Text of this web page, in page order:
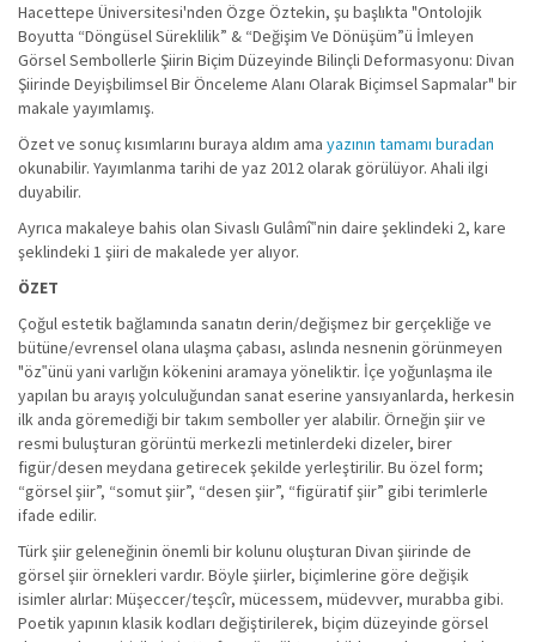
Hacettepe Üniversitesi'nden Özge Öztekin, şu başlıkta "Ontolojik
Boyutta “Döngüsel Süreklilik” & “Değişim Ve Dönüşüm”ü İmleyen
Görsel Sembollerle Şiirin Biçim Düzeyinde Bilinçli Deformasyonu: Divan
Şiirinde Deyişbilimsel Bir Önceleme Alanı Olarak Biçimsel Sapmalar" bir
makale yayımlamış.
Özet ve sonuç kısımlarını buraya aldım ama yazının tamamı buradan
okunabilir. Yayımlanma tarihi de yaz 2012 olarak görülüyor. Ahali ilgi
duyabilir.
Ayrıca makaleye bahis olan Sivaslı Gulâmî‟nin daire şeklindeki 2, kare
şeklindeki 1 şiiri de makalede yer alıyor.
ÖZET
Çoğul estetik bağlamında sanatın derin/değişmez bir gerçekliğe ve
bütüne/evrensel olana ulaşma çabası, aslında nesnenin görünmeyen
"öz‟ünü yani varlığın kökenini aramaya yöneliktir. İçe yoğunlaşma ile
yapılan bu arayış yolculuğundan sanat eserine yansıyanlarda, herkesin
ilk anda göremediği bir takım semboller yer alabilir. Örneğin şiir ve
resmi buluşturan görüntü merkezli metinlerdeki dizeler, birer
figür/desen meydana getirecek şekilde yerleştirilir. Bu özel form;
“görsel şiir”, “somut şiir”, “desen şiir”, “figüratif şiir” gibi terimlerle
ifade edilir.
Türk şiir geleneğinin önemli bir kolunu oluşturan Divan şiirinde de
görsel şiir örnekleri vardır. Böyle şiirler, biçimlerine göre değişik
isimler alırlar: Müşeccer/teşcîr, mücessem, müdevver, murabba gibi.
Poetik yapının klasik kodları değiştirilerek, biçim düzeyinde görsel